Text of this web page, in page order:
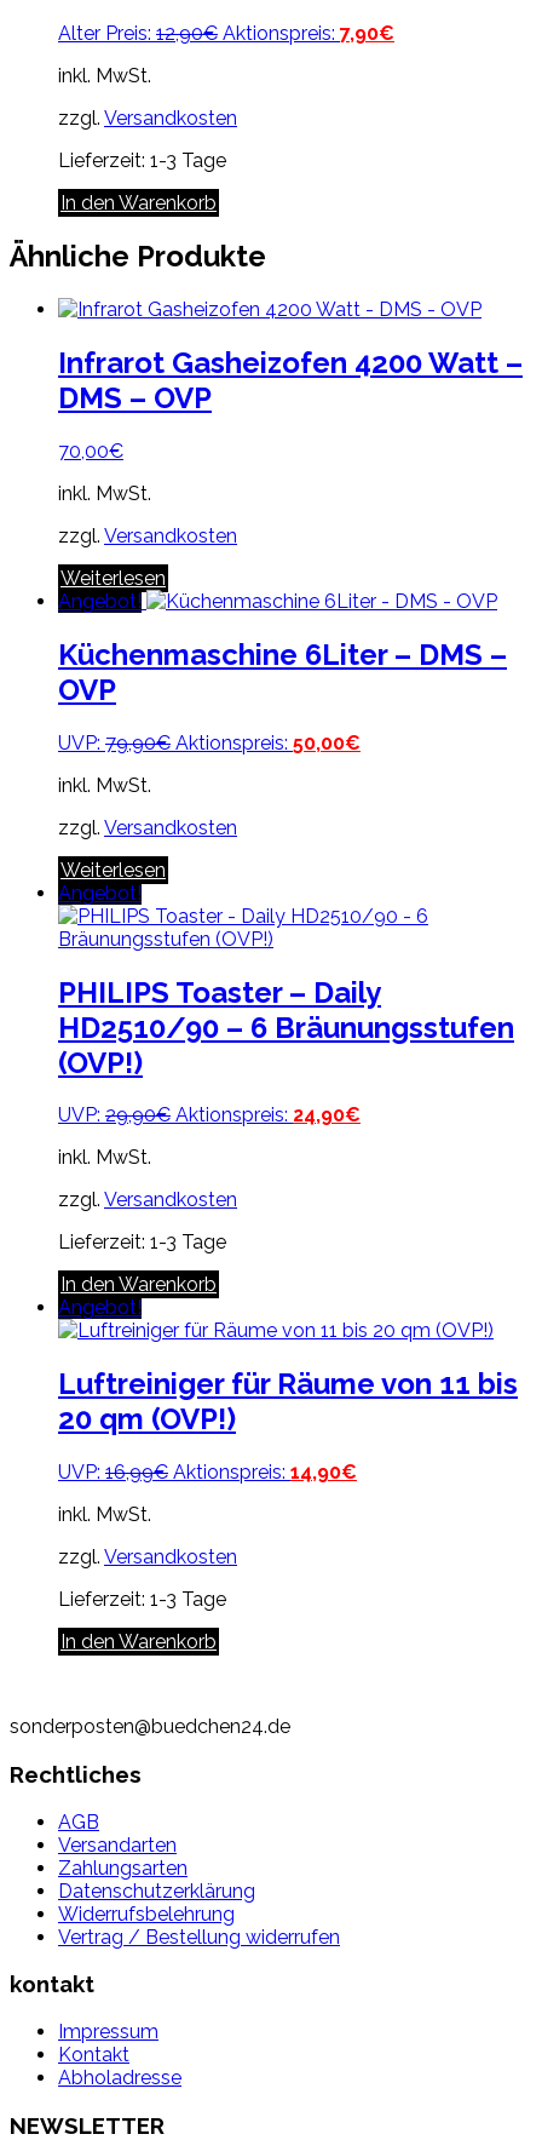
Alter Preis: 12,90€ Ursprünglicher
Aktionspreis: 7,90€
inkl. MwSt.
zzgl. Versandkosten
Lieferzeit: 1-3 Tage
In den Warenkorb
Ähnliche Produkte
Infrarot Gasheizofen 4200 Watt –
DMS – OVP
70,00€
inkl. MwSt.
zzgl. Versandkosten
Weiterlesen
Angebot!
Küchenmaschine 6Liter – DMS –
OVP
UVP: 79,90€ Ursprünglicher
Aktionspreis: 50,00€
inkl. MwSt.
zzgl. Versandkosten
Weiterlesen
Angebot!
PHILIPS Toaster – Daily
HD2510/90 – 6 Bräunungsstufen
(OVP!)
UVP: 29,90€ Ursprünglicher
Aktionspreis: 24,90€
inkl. MwSt.
zzgl. Versandkosten
Lieferzeit: 1-3 Tage
In den Warenkorb
Angebot!
Luftreiniger für Räume von 11 bis
20 qm (OVP!)
UVP: 16,99€ Ursprünglicher
Aktionspreis: 14,90€
inkl. MwSt.
zzgl. Versandkosten
Lieferzeit: 1-3 Tage
In den Warenkorb
sonderposten@buedchen24.de
Rechtliches
AGB
Versandarten
Zahlungsarten
Datenschutzerklärung
Widerrufsbelehrung
Vertrag / Bestellung widerrufen
kontakt
Impressum
Kontakt
Abholadresse
NEWSLETTER